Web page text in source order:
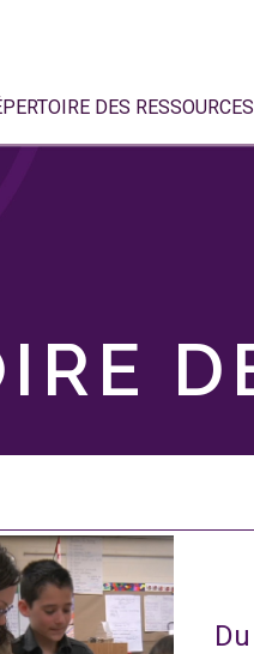
DES RESSOURCES